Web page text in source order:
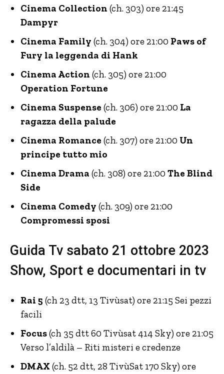
Cinema Collection (ch. 303) ore 21:45
Dampyr
Cinema Family (ch. 304) ore 21:00 Paws of
Fury la leggenda di Hank
Cinema Action (ch. 305) ore 21:00
Operation Fortune
Cinema Suspense (ch. 306) ore 21:00 La
ragazza della palude
Cinema Romance (ch. 307) ore 21:00 Un
principe tutto mio
Cinema Drama (ch. 308) ore 21:00 The Blind
Side
Cinema Comedy (ch. 309) ore 21:00
Compromessi sposi
Guida Tv sabato 21 ottobre 2023
Show, Sport e documentari in tv
Rai 5 (ch 23 dtt, 13 Tivùsat) ore 21:15 Sei pezzi
facili
Focus(ch 35 dtt 60 Tivùsat 414 Sky) ore 21:05
Verso l’aldilà – Riti misteri e credenze
DMAX (ch. 52 dtt, 28 TivùSat 170 Sky) ore